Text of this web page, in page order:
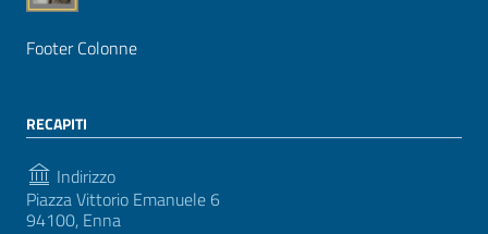
Footer Colonne
RECAPITI
Indirizzo
Piazza Vittorio Emanuele 6
94100, Enna